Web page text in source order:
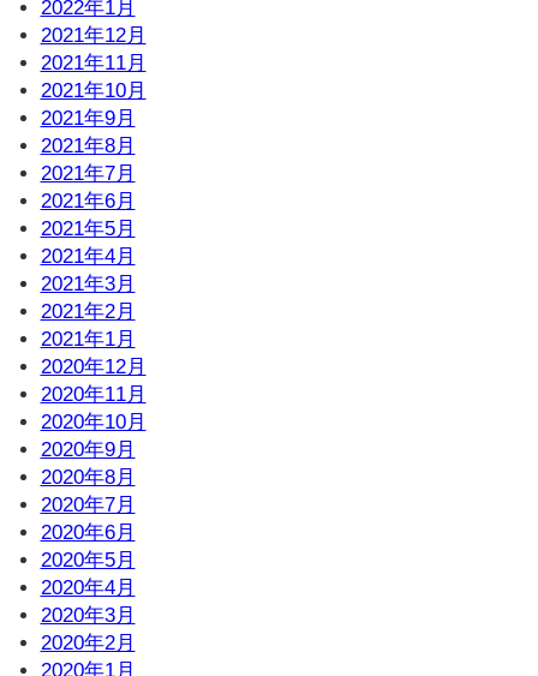
2022年1月
2021年12月
2021年11月
2021年10月
2021年9月
2021年8月
2021年7月
2021年6月
2021年5月
2021年4月
2021年3月
2021年2月
2021年1月
2020年12月
2020年11月
2020年10月
2020年9月
2020年8月
2020年7月
2020年6月
2020年5月
2020年4月
2020年3月
2020年2月
2020年1月